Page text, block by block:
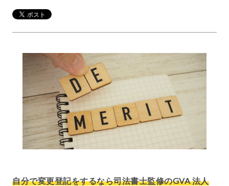
自分で変更登記をするなら司法書士監修のGVA 法人